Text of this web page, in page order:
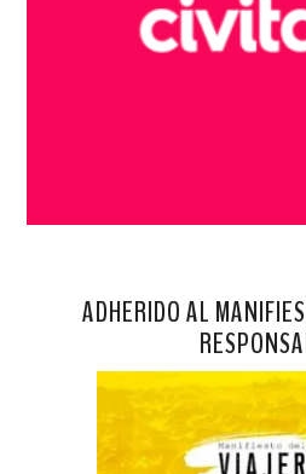
ADHERIDO AL